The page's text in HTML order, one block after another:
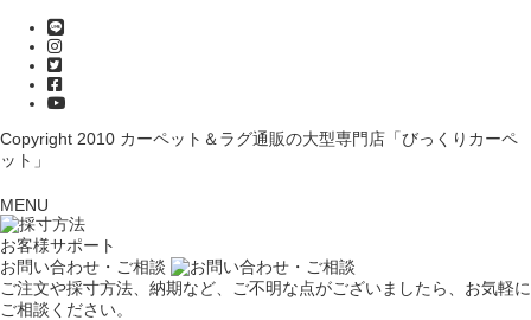
Copyright 2010 カーペット＆ラグ通販の大型専門店「びっくりカーペ
ット」
MENU
お客様サポート
お問い合わせ・ご相談
ご注文や採寸方法、納期など、ご不明な点がございましたら、お気軽に
ご相談ください。